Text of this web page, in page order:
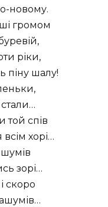
новому.
громом
ріки,
піну шалу!
той спів
хорі…
зорі…
скоро